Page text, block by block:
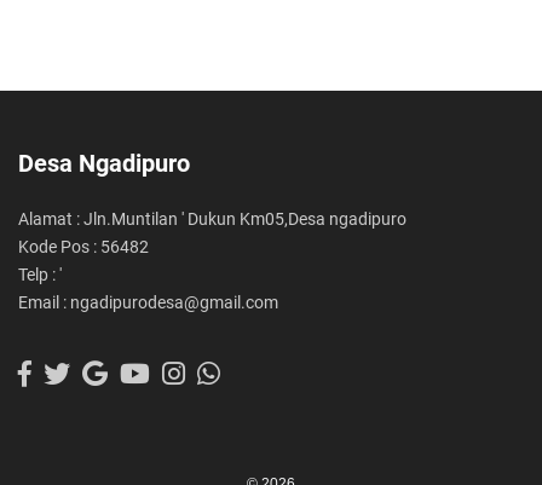
Desa Ngadipuro
Alamat : Jln.Muntilan ' Dukun Km05,Desa ngadipuro
Kode Pos : 56482
Telp : '
Email : ngadipurodesa@gmail.com